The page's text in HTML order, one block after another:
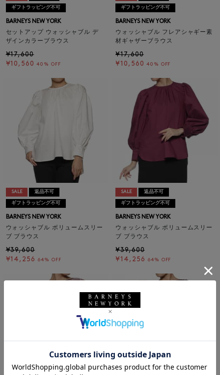
ギフトラッピング不可
BARNEYS NEW YORK
セットアップ ウォッシャブル デ
ザインカラーブラウス
¥17,600
¥10,560 40% OFF
ギフトラッピング不可
BARNEYS NEW YORK
ウォッシャブル フレアシャギー素
材ギャザーブラウス
¥17,600
¥10,560 40% OFF
SALE 返品不可
ギフトラッピング不可
BARNEYS NEW YORK
ウォッシャブル ボリュームスリー
ブ ブラウス
¥39,600
¥14,256
64% OFF
SALE 返品不可
ギフトラッピング不可
BARNEYS NEW YORK
ウォッシャブル ボリュームスリー
ブ ブラウス
¥39,600
¥14,256
64% OFF